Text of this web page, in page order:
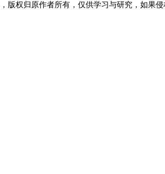
权归原作者所有，仅供学习与研究，如果侵